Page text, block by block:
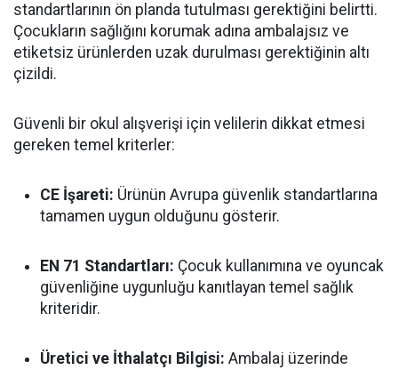
standartlarının ön planda tutulması gerektiğini belirtti.
Çocukların sağlığını korumak adına ambalajsız ve
etiketsiz ürünlerden uzak durulması gerektiğinin altı
çizildi.
Güvenli bir okul alışverişi için velilerin dikkat etmesi
gereken temel kriterler:
CE İşareti: Ürünün Avrupa güvenlik standartlarına
tamamen uygun olduğunu gösterir.
EN 71 Standartları: Çocuk kullanımına ve oyuncak
güvenliğine uygunluğu kanıtlayan temel sağlık
kriteridir.
Üretici ve İthalatçı Bilgisi: Ambalaj üzerinde